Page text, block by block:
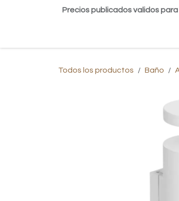
Precios publicados validos
Todos los productos Baño